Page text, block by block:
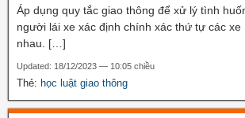
Áp dụng quy tắc giao thông để xử lý tình
người lái xe xác định chính xác thứ tự các xe
nhau. […]
Updated: 18/12/2023 — 10:05 chiều
Thẻ: học luật giao thông